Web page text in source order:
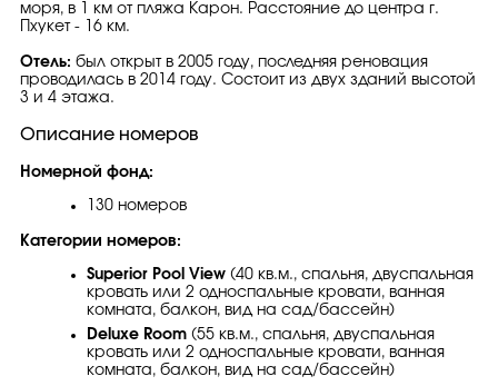
моря, в 1 км от пляжа Карон. Расстояние до центра г.
Пхукет - 16 км.
Отель: был открыт в 2005 году, последняя реновация
проводилась в 2014 году. Состоит из двух зданий высотой
3 и 4 этажа.
Описание номеров
Номерной фонд:
130 номеров
Категории номеров:
Superior Pool View (40 кв.м., спальня, двуспальная
кровать или 2 односпальные кровати, ванная
комната, балкон, вид на сад/бассейн)
Deluxe Room (55 кв.м., спальня, двуспальная
кровать или 2 односпальные кровати, ванная
комната, балкон, вид на сад/бассейн)